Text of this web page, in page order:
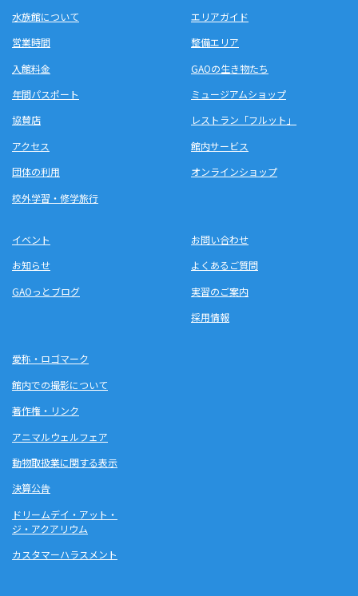
水族館について
営業時間
入館料金
年間パスポート
協賛店
アクセス
団体の利用
校外学習・修学旅行
エリアガイド
整備エリア
GAOの生き物たち
ミュージアムショップ
レストラン「フルット」
館内サービス
オンラインショップ
イベント
お知らせ
GAOっとブログ
お問い合わせ
よくあるご質問
実習のご案内
採用情報
愛称・ロゴマーク
館内での撮影について
著作権・リンク
アニマルウェルフェア
動物取扱業に関する表示
決算公告
ドリームデイ・アット・
ジ・アクアリウム
カスタマーハラスメント